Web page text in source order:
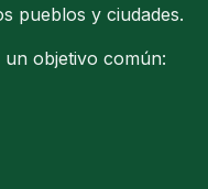
pueblos y ciudades.
objetivo común: